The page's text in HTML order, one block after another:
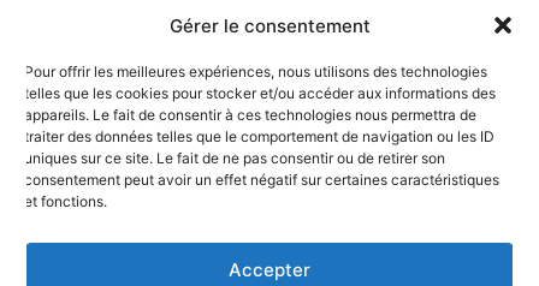
Gérer le consentement
Pour offrir les meilleures expériences, nous utilisons des technologies
telles que les cookies pour stocker et/ou accéder aux informations des
appareils. Le fait de consentir à ces technologies nous permettra de
traiter des données telles que le comportement de navigation ou les ID
uniques sur ce site. Le fait de ne pas consentir ou de retirer son
consentement peut avoir un effet négatif sur certaines caractéristiques
et fonctions.
Accepter
Liens utiles
RGPD et confidentialité des données
Mentions légales